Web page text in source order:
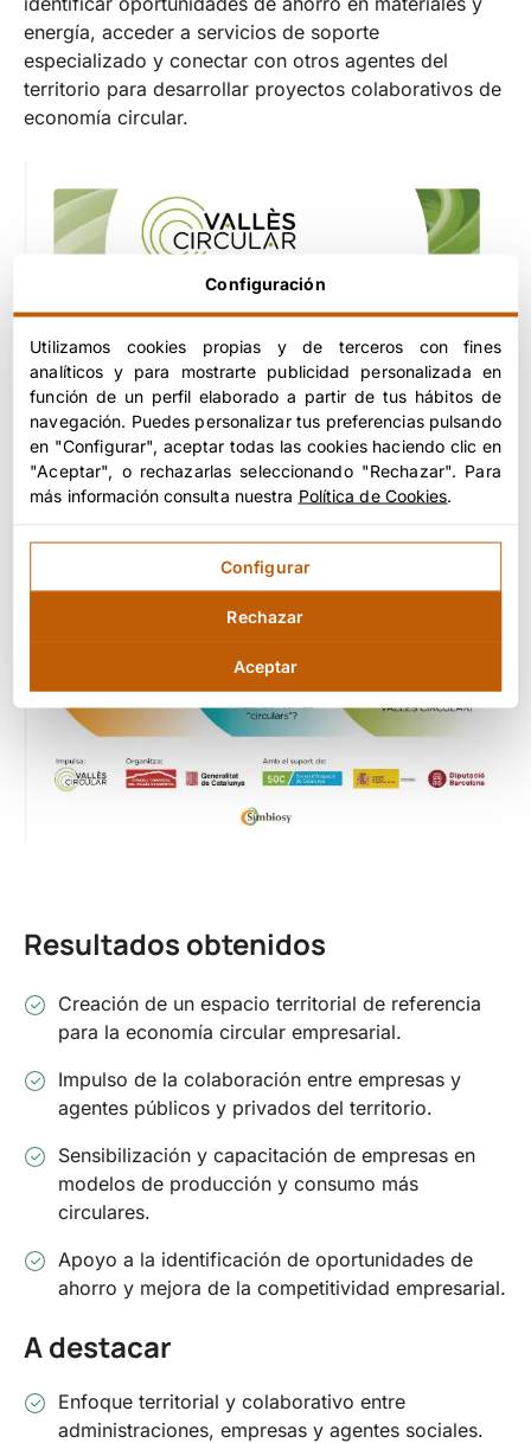
energía, acceder a servicios de soporte
especializado y conectar con otros agentes del
territorio para desarrollar proyectos colaborativos de
economía circular.
Resultados obtenidos
Creación de un espacio territorial de referencia
para la economía circular empresarial.
Impulso de la colaboración entre empresas y
agentes públicos y privados del territorio.
Sensibilización y capacitación de empresas en
modelos de producción y consumo más
circulares.
Apoyo a la identificación de oportunidades de
ahorro y mejora de la competitividad empresarial.
A destacar
Enfoque territorial y colaborativo entre
administraciones, empresas y agentes sociales.
Configuración
Utilizamos cookies propias y de terceros con fines
analíticos y para mostrarte publicidad personalizada en
función de un perfil elaborado a partir de tus hábitos de
navegación. Puedes personalizar tus preferencias pulsando
en "Configurar", aceptar todas las cookies haciendo clic en
"Aceptar", o rechazarlas seleccionando "Rechazar". Para
más información consulta nuestra Política de Cookies
Configurar
Rechazar
Aceptar